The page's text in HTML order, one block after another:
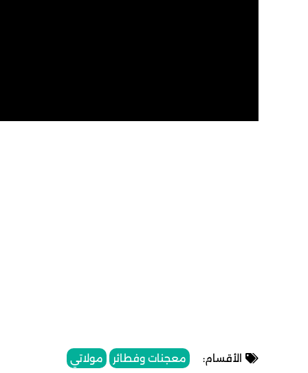
الأقسام: معجنات وفطائر مولاتي